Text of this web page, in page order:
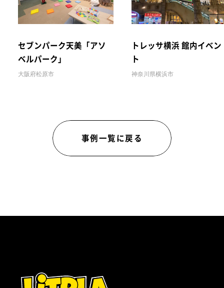
セブンパーク天美「アソ
ベルパーク」
大阪府松原市
トレッサ横浜 館内イベン
ト
神奈川県横浜市
事例一覧に戻る